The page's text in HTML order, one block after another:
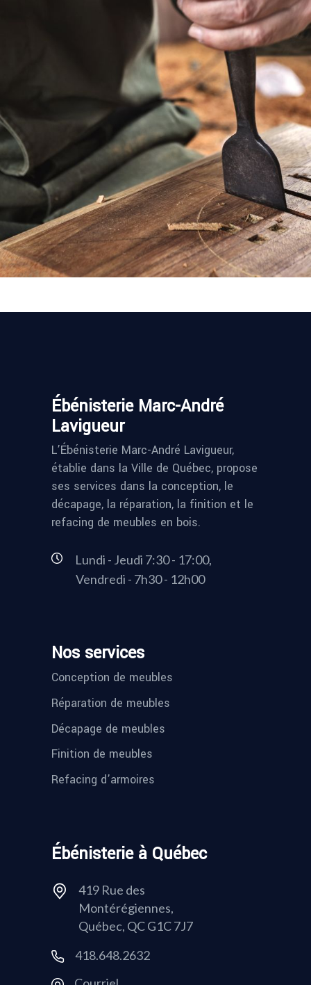
Ébénisterie Marc-André
Lavigueur
L’Ébénisterie Marc-André Lavigueur,
établie dans la Ville de Québec, propose
ses services dans la conception, le
décapage, la réparation, la finition et le
refacing de meubles en bois.
Lundi - Jeudi 7:30 - 17:00,
Vendredi - 7h30 - 12h00
Nos services
Conception de meubles
Réparation de meubles
Décapage de meubles
Finition de meubles
Refacing d’armoires
Ébénisterie à Québec
419 Rue des
Montérégiennes,
Québec, QC G1C 7J7
418.648.2632